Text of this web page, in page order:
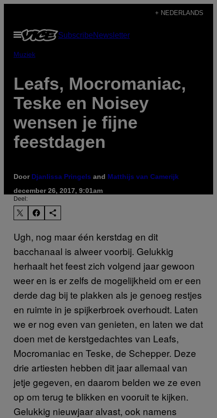
de
inhoud
+ NEDERLANDS
Open
menu
SubscribeNewsletter
Muziek
Leafs, Mocromaniac,
Teske en Noisey
wensen je fijne
feestdagen
Door Djanlissa Pringels and Matthijs van Camerijk
december 26, 2017, 9:01am
Deel:
Ugh, nog maar één kerstdag en dit
bacchanaal is alweer voorbij. Gelukkig
herhaalt het feest zich volgend jaar gewoon
weer en is er zelfs de mogelijkheid om er een
derde dag bij te plakken als je genoeg restjes
en ruimte in je spijkerbroek overhoudt. Laten
we er nog even van genieten, en laten we dat
doen met de kerstgedachtes van Leafs,
Mocromaniac en Teske, de Schepper. Deze
drie artiesten hebben dit jaar allemaal van
jetje gegeven, en daarom belden we ze even
op om terug te blikken en vooruit te kijken.
Gelukkig nieuwjaar alvast, ook namens